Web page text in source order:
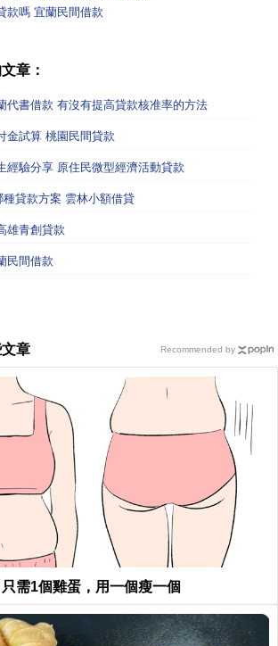
款嗎 宜蘭民間借款
章：
代書借款 有沒有提高貸款核准率的方法
金試算 桃園民間貸款
經驗分享 原住民微型經濟活動貸款
種貸款方案 雲林小額借貸
雄青創貸款
民間借款
章
需1個雞蛋，用一個瘦一個
Recommended by